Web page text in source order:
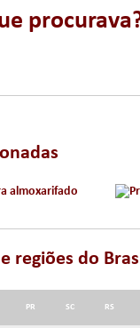
regiões do
PR SC RS